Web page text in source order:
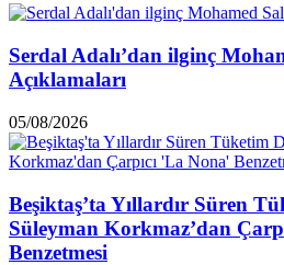
Serdal Adalı’dan ilginç
Açıklamaları
05/08/2026
Beşiktaş’ta Yıllardır Süren
Süleyman Korkmaz’dan
Benzetmesi